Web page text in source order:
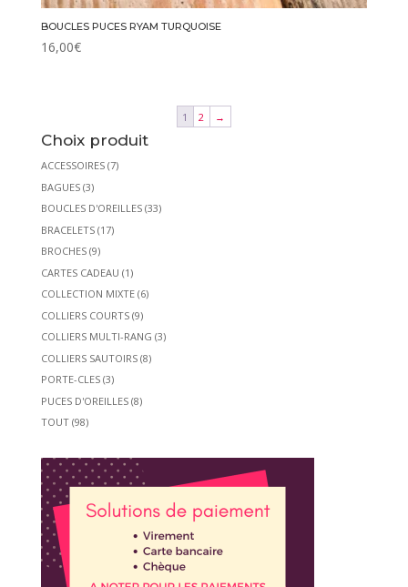
BOUCLES PUCES RYAM TURQUOISE
16,00€
1 2 →
Choix produit
ACCESSOIRES (7)
BAGUES (3)
BOUCLES D'OREILLES (33)
BRACELETS (17)
BROCHES (9)
CARTES CADEAU (1)
COLLECTION MIXTE (6)
COLLIERS COURTS (9)
COLLIERS MULTI-RANG (3)
COLLIERS SAUTOIRS (8)
PORTE-CLES (3)
PUCES D'OREILLES (8)
TOUT (98)